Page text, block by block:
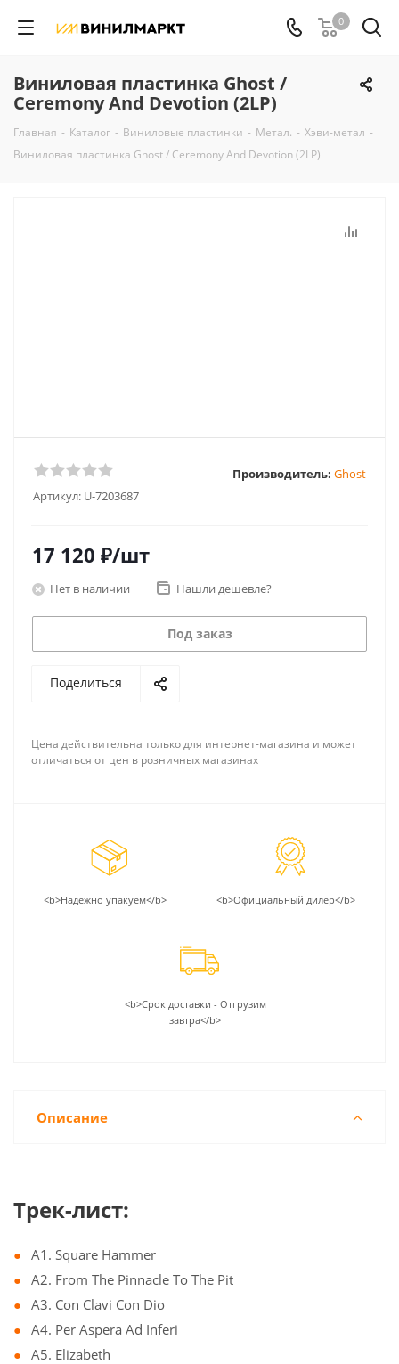
0
Виниловая пластинка Ghost /
Ceremony And Devotion (2LP)
Главная - Каталог - Виниловые пластинки - Метал. - Хэви-метал -
Виниловая пластинка Ghost / Ceremony And Devotion (2LP)
Артикул: U-7203687
Производитель: Ghost
17 120 ₽/шт
Нет в наличии Нашли дешевле?
Под заказ
Поделиться
Цена действительна только для интернет-магазина и может
отличаться от цен в розничных магазинах
<b>Надежно упакуем</b> <b>Официальный дилер</b>
<b>Срок доставки - Отгрузим
завтра</b>
Описание
Трек-лист:
A1. Square Hammer
A2. From The Pinnacle To The Pit
A3. Con Clavi Con Dio
A4. Per Aspera Ad Inferi
A5. Elizabeth